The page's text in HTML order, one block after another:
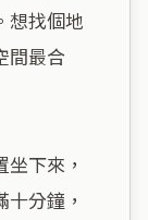
想找個地
間最合
下來，
分鐘，